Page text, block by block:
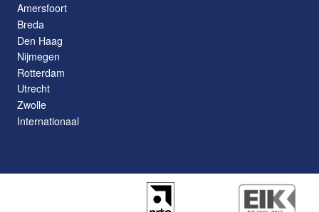
Amersfoort
Breda
Den Haag
Nijmegen
Rotterdam
Utrecht
Zwolle
Internationaal